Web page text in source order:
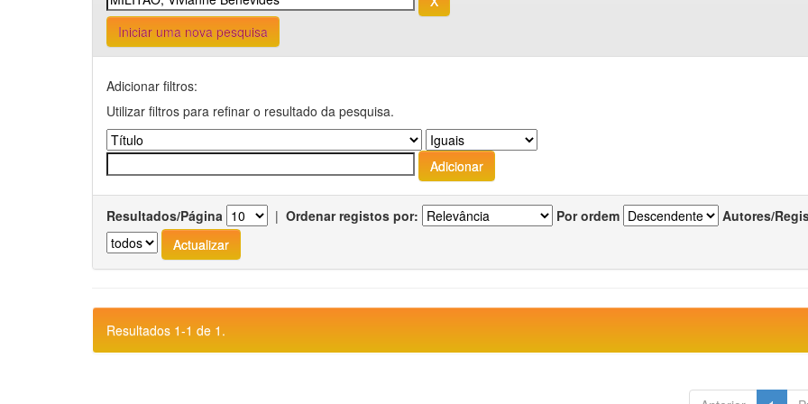
Iniciar uma nova pesquisa
Adicionar filtros:
Utilizar filtros para refinar o resultado da pesquisa.
Resultados/Página | Ordenar registos por: Por ordem Autores/
Resultados 1-1 de 1.